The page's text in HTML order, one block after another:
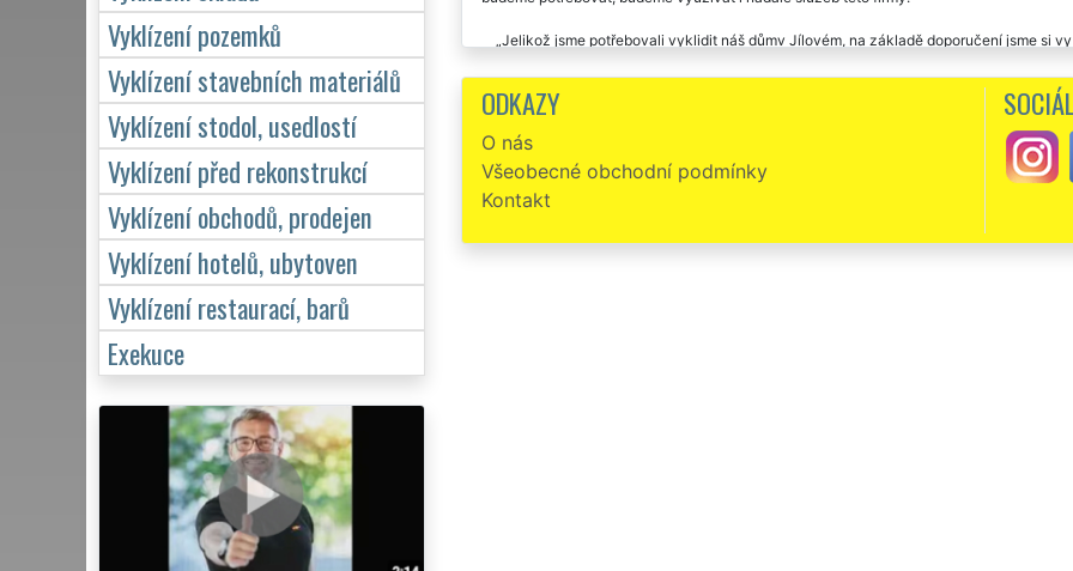
Jelikož jsme potřebovali vyklidit náš důmv Jílovém, na základě doporučení jsme si
Dobrý den. Chtěl by jsem touto cestou poděkovat za Vaši pomoc při vyklízení
Vyklízení baráku v Jílovém. Velmi šikovná parta, parádní domluva. Doporučuju.
ODKAZY
O nás
Všeobecné obchodní podmínky
Kontakt
Vyklízení pozemků
Vyklízení stavebních materiálů
Vyklízení stodol, usedlostí
Vyklízení před rekonstrukcí
Vyklízení obchodů, prodejen
Vyklízení hotelů, ubytoven
Vyklízení restaurací, barů
Exekuce